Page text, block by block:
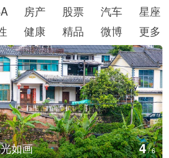
房产 股票 汽车
星座
健康 精品 微博 更多
如画 4/6